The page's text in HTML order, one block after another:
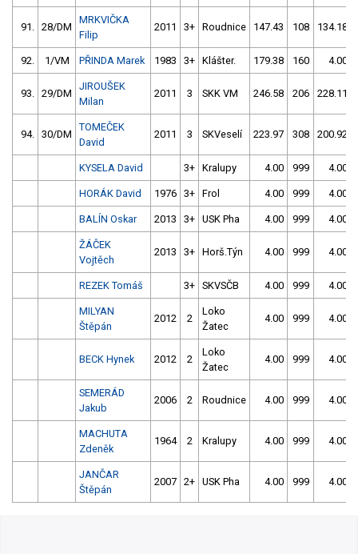
91. 28/DM
MRKVIČKA
Filip
2011 3+ Roudnice 147.43 108 134.18
92. 1/VM PŘINDA Marek 1983 3+ Klášter. 179.38 160 4.00
93. 29/DM
JIROUŠEK
Milan
2011 3 SKK VM 246.58 206 228.11
94. 30/DM
TOMEČEK
David
2011 3 SKVeselí 223.97 308 200.92
KYSELA David 3+ Kralupy 4.00 999 4.00
HORÁK David 1976 3+ Frol 4.00 999 4.00
BALÍN Oskar 2013 3+ USK Pha 4.00 999 4.00
ŽÁČEK
Vojtěch
2013 3+ Horš.Týn 4.00 999 4.00
REZEK Tomáš 3+ SKVSČB 4.00 999 4.00
MILYAN
Štěpán
2012 2
Loko
Žatec
4.00 999 4.00
BECK Hynek 2012 2
Loko
Žatec
4.00 999 4.00
SEMERÁD
Jakub
2006 2 Roudnice 4.00 999 4.00
MACHUTA
Zdeněk
1964 2 Kralupy 4.00 999 4.00
JANČAR
Štěpán
2007 2+ USK Pha 4.00 999 4.00